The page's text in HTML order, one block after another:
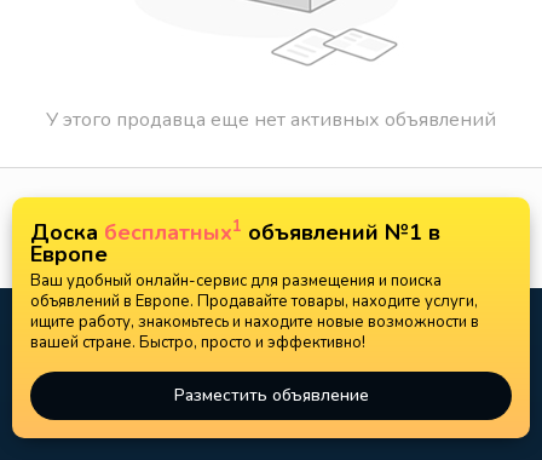
У этого продавца еще нет активных объявлений
Доска бесплатных1 объявлений №1 в
Европе
Ваш удобный онлайн-сервис для размещения и поиска
объявлений в Европе. Продавайте товары, находите услуги,
ищите работу, знакомьтесь и находите новые возможности в
вашей стране. Быстро, просто и эффективно!
Разместить объявление